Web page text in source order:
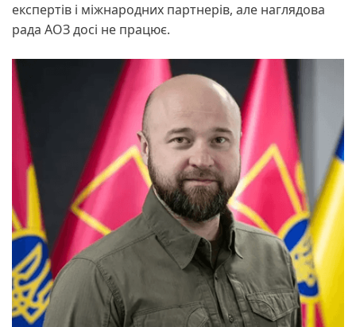
експертів і міжнародних партнерів, але наглядова
рада АОЗ досі не працює.